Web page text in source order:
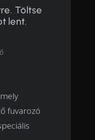
Töltse
lent.
fuvarozó